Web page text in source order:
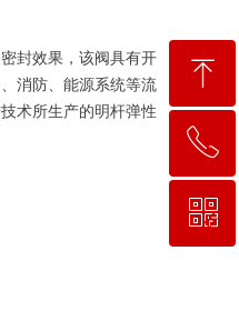
封效果，该阀具有开
消防、能源系统等流
术所生产的明杆弹性
ꁸ
回到顶部
ꂅ
021-56352868
ꀥ